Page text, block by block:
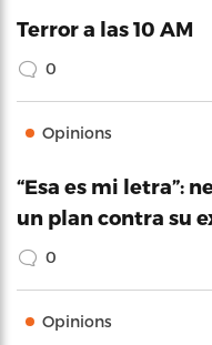
Terror a las 10 AM
0
Opinions
“Esa es mi letra”:
un plan contra su
0
Opinions